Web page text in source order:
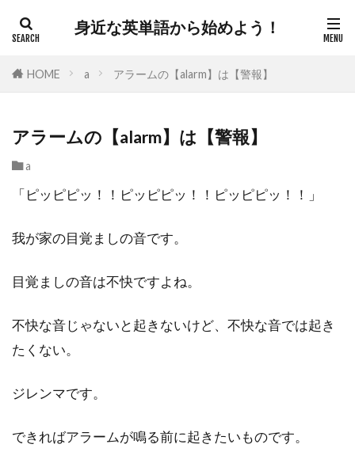
身近な英単語から始めよう！
HOME a アラームの【alarm】は【警報】
アラームの【alarm】は【警報】
a
「ピッピピッ！！ピッピピッ！！ピッピピッ！！」
我が家の目覚ましの音です。
目覚ましの音は不快ですよね。
不快な音じゃないと起きないけど、不快な音では起き
たくない。
ジレンマです。
できればアラームが鳴る前に起きたいものです。